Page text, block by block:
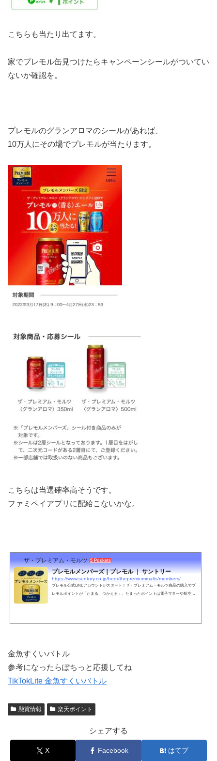
こちらも当たり出てます。
家でプレモル缶見つけたらキャンペーンシールがついてい
ないか確認を。
プレモルのグランアロマのシールがあれば、
10万人にその場でプレモルが当たります。
こちらは当選確率高そうです。
ファミペイアプリに配給こないかな。
ザ・プレミアム・モルツ 5 Pockets
プレモルメンバーズ｜プレモル ｜ サントリー
https://www.suntory.co.jp/beer/thepremiummalts/members/
プレモル公式LINEアカウントがスタート！ザ・プレミアム・モルツ商品の購入でプ
レモルポイントが「たまる、つかえる」。たまったポイントは電子マネーや航空会
金魚すくいバトル
参考になったらぽちっと応援してね
TikTokLite 金魚すくいバトル
懸賞情報 楽天ポイント
シェアする
X Facebook はてブ